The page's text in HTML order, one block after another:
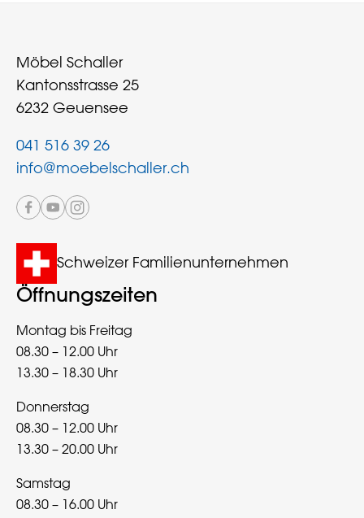
Möbel Schaller
Kantonsstrasse 25
6232 Geuensee
041 516 39 26
info@moebelschaller.ch
Schweizer Familienunternehmen
Öffnungszeiten
Montag bis Freitag
08.30 – 12.00 Uhr
13.30 – 18.30 Uhr
Donnerstag
08.30 – 12.00 Uhr
13.30 – 20.00 Uhr
Samstag
08.30 – 16.00 Uhr